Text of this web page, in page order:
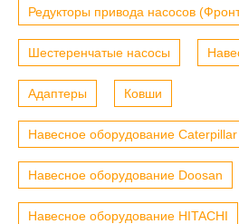
Редукторы привода насосов
Шестеренчатые насосы
Адаптеры Ковши
Навесное оборудование Caterpillar
Навесное оборудование Doosan
Навесное оборудование HITACHI